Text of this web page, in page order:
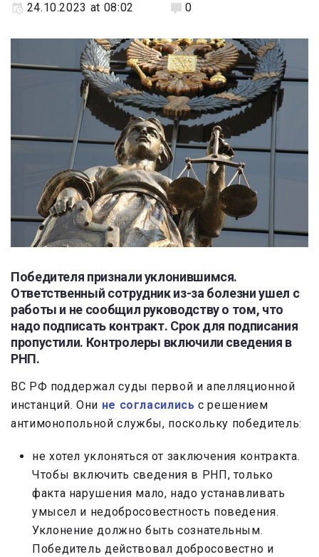
24.10.2023 at 08:02 0
Победителя признали уклонившимся.
Ответственный сотрудник из-за болезни ушел с
работы и не сообщил руководству о том, что
надо подписать контракт. Срок для подписания
пропустили. Контролеры включили сведения в
РНП.
ВС РФ поддержал суды первой и апелляционной
инстанций. Они не согласились с решением
антимонопольной службы, поскольку победитель:
не хотел уклоняться от заключения контракта.
Чтобы включить сведения в РНП, только
факта нарушения мало, надо устанавливать
умысел и недобросовестность поведения.
Уклонение должно быть сознательным.
Победитель действовал добросовестно и